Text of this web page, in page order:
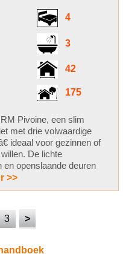
4
3
42
175
Pivoine, een slim
met drie volwaardige
ideaal voor gezinnen of
De lichte
openslaande deuren
>>
3 >